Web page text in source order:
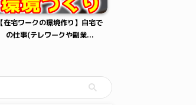
【在宅ワークの環境作り】自宅で
の仕事(テレワークや副業...